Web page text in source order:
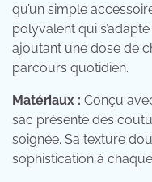
qu’un simple
polyvalent qui
ajoutant une dose de
parcours quotidien.
Matériaux : Conçu
sac présente des
soignée. Sa texture
sophistication à